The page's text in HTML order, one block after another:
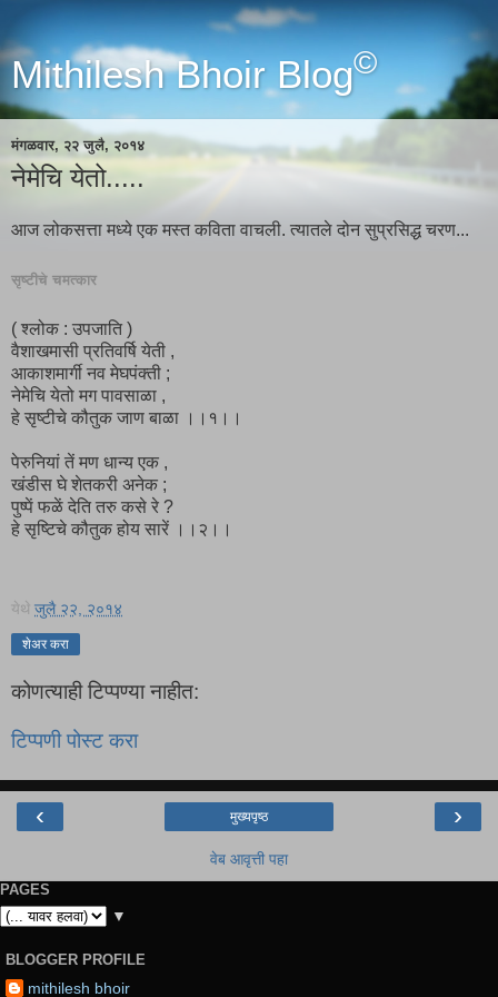
Mithilesh Bhoir Blog©
मंगळवार, २२ जुलै, २०१४
नेमेचि येतो.....
आज लोकसत्ता मध्ये एक मस्त कविता वाचली. त्यातले दोन सुप्रसिद्ध चरण...
सृष्टीचे चमत्कार
( श्लोक : उपजाति )
वैशाखमासी प्रतिवर्षि येती ,
आकाशमार्गी नव मेघपंक्ती ;
नेमेचि येतो मग पावसाळा ,
हे सृष्टीचे कौतुक जाण बाळा ।।१।।
पेरुनियां तें मण धान्य एक ,
खंडीस घे शेतकरी अनेक ;
पुष्पें फळें देति तरु कसे रे ?
हे सृष्टिचे कौतुक होय सारें ।।२।।
येथे जुलै २२, २०१४
शेअर करा
कोणत्याही टिप्पण्‍या नाहीत:
टिप्पणी पोस्ट करा
‹ ›
मुख्यपृष्ठ
वेब आवृत्ती पहा
PAGES
▼
BLOGGER PROFILE
mithilesh bhoir